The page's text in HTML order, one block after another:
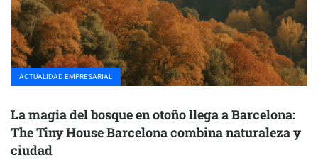
ACTUALIDAD EMPRESARIAL
La magia del bosque en otoño llega a Barcelona:
The Tiny House Barcelona combina naturaleza y
ciudad